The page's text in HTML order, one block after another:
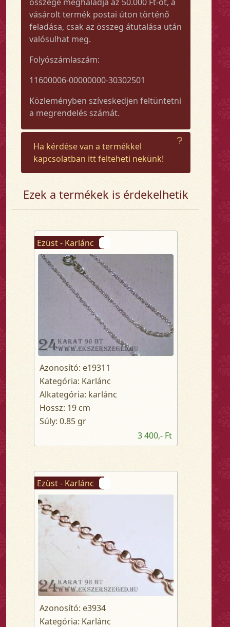
vásárolt termék postai úton történő
feladása, csak az összeg átutalása után
valósulhat meg.
Folyószámlaszám:
11600006-00000000-30302501
Közleményben szíveskedjen feltüntetni
a megrendelés számát.
Ha kérdése van a termékkel
kapcsolatban itt felteheti nekünk!
Ezek a termékek is érdekelhetik
Ezüst - Karlánc
Azonosító: e19311
Kategória: Karlánc
Alkategória: karlánc
Hossz: 19 cm
Súly: 0.85 gr
3 400,- Ft
Ezüst - Karlánc
Azonosító: e3934
Kategória: Karlánc